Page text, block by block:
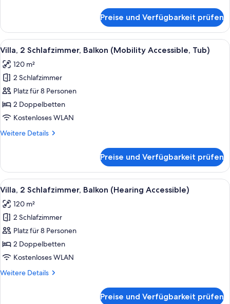
Shower)
anzeigen
1
Schlafzimmer,
Balkon
Accessible,
Roll-
In
Shower)
Preise und Verfügbarkeit prüfen
Alle
Fotos
für
Villa,
2 Schlafzimmer,
Balkon
(Mobility
Tub)
Ein Hotelzimmer mit einem großen
9
Villa, 2 Schlafzimmer, Balkon (Mobility Accessible, Tub)
120 m²
2 Schlafzimmer
Platz für 8 Personen
2 Doppelbetten
Kostenloses WLAN
Weitere Details
Weitere
2 Schlafzimmer,
Balkon
(Mobility
Tub)
Preise und Verfügbarkeit prüfen
Alle
Fotos
für
Villa,
2 Schlafzimmer,
Balkon
(Hearing
anzeigen
Ein Hotelzimmer mit einem großen
11
Villa, 2 Schlafzimmer, Balkon (Hearing Accessible)
120 m²
2 Schlafzimmer
Platz für 8 Personen
2 Doppelbetten
Kostenloses WLAN
Weitere Details
Weitere
Preise und Verfügbarkeit prüfen